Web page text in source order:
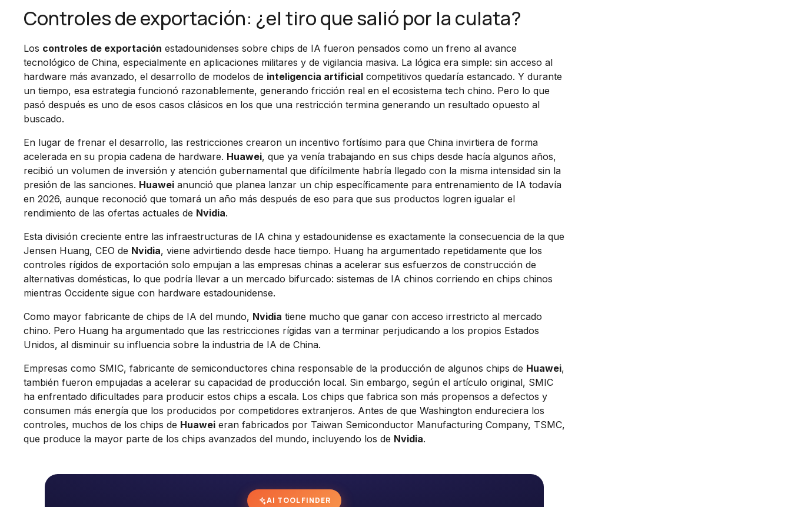
Controles de exportación: ¿el tiro que salió por la culata?
Los controles de exportación estadounidenses sobre chips de IA fueron pensados como un freno al avance
tecnológico de China, especialmente en aplicaciones militares y de vigilancia masiva. La lógica era simple: sin acceso al
hardware más avanzado, el desarrollo de modelos de inteligencia artificial competitivos quedaría estancado. Y durante
un tiempo, esa estrategia funcionó razonablemente, generando fricción real en el ecosistema tech chino. Pero lo que
pasó después es uno de esos casos clásicos en los que una restricción termina generando un resultado opuesto al
buscado.
En lugar de frenar el desarrollo, las restricciones crearon un incentivo fortísimo para que China invirtiera de forma
acelerada en su propia cadena de hardware. Huawei, que ya venía trabajando en sus chips desde hacía algunos años,
recibió un volumen de inversión y atención gubernamental que difícilmente habría llegado con la misma intensidad sin la
presión de las sanciones. Huawei anunció que planea lanzar un chip específicamente para entrenamiento de IA todavía
en 2026, aunque reconoció que tomará un año más después de eso para que sus productos logren igualar el
rendimiento de las ofertas actuales de Nvidia.
Esta división creciente entre las infraestructuras de IA china y estadounidense es exactamente la consecuencia de la que
Jensen Huang, CEO de Nvidia, viene advirtiendo desde hace tiempo. Huang ha argumentado repetidamente que los
controles rígidos de exportación solo empujan a las empresas chinas a acelerar sus esfuerzos de construcción de
alternativas domésticas, lo que podría llevar a un mercado bifurcado: sistemas de IA chinos corriendo en chips chinos
mientras Occidente sigue con hardware estadounidense.
Como mayor fabricante de chips de IA del mundo, Nvidia tiene mucho que ganar con acceso irrestricto al mercado
chino. Pero Huang ha argumentado que las restricciones rígidas van a terminar perjudicando a los propios Estados
Unidos, al disminuir su influencia sobre la industria de IA de China.
Empresas como SMIC, fabricante de semiconductores china responsable de la producción de algunos chips de Huawei,
también fueron empujadas a acelerar su capacidad de producción local. Sin embargo, según el artículo original, SMIC
ha enfrentado dificultades para producir estos chips a escala. Los chips que fabrica son más propensos a defectos y
consumen más energía que los producidos por competidores extranjeros. Antes de que Washington endureciera los
controles, muchos de los chips de Huawei eran fabricados por Taiwan Semiconductor Manufacturing Company, TSMC,
que produce la mayor parte de los chips avanzados del mundo, incluyendo los de Nvidia.
AI TOOL FINDER